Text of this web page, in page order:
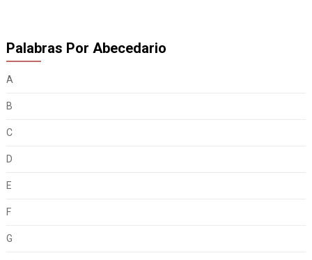
Palabras Por Abecedario
A
B
C
D
E
F
G